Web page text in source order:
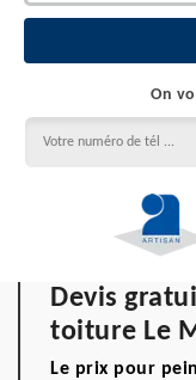
On
Devis
toiture Le
Le prix pour